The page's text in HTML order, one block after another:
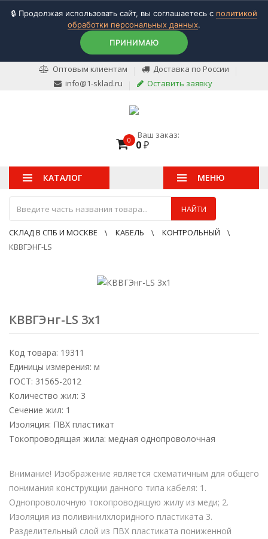
🔒 Продолжая использовать сайт, вы соглашаетесь с политикой
обработки персональных данных.
ПРИНИМАЮ
Оптовым клиентам
Доставка по России
info@1-sklad.ru
Оставить заявку
0 Ваш заказ:
0₽
КАТАЛОГ
НАЙТИ
МЕНЮ
СКЛАД В СПБ И МОСКВЕ КАБЕЛЬ
КОНТРОЛЬНЫЙ
КВВГЭНГ-LS
КВВГЭнг-LS 3х1
Код товара: 19311
Единицы измерения: м
ГОСТ: 31565-2012
Количество жил: 3
Сечение жил: 1
Изоляция: ПВХ пластикат
Токопроводящая жила: медная однопроволочная
Внимание! Изображение является схематичным для общего
понимания конструкции данного типа кабеля: 1.
Однопроволочную токопроводящую жилу из меди; 2.
Изоляция из поливинилхлоридного пластиката 3.
Разделительный слой из ПВХ пластиката пониженной